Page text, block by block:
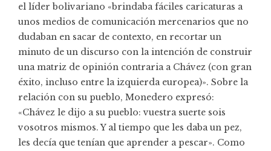
el líder bolivariano «brindaba fáciles caricaturas a
unos medios de comunicación mercenarios que no
dudaban en sacar de contexto, en recortar un
minuto de un discurso con la intención de construir
una matriz de opinión contraria a Chávez (con gran
éxito, incluso entre la izquierda europea)». Sobre la
relación con su pueblo, Monedero expresó:
«Chávez le dijo a su pueblo: vuestra suerte sois
vosotros mismos. Y al tiempo que les daba un pez,
les decía que tenían que aprender a pescar». Como